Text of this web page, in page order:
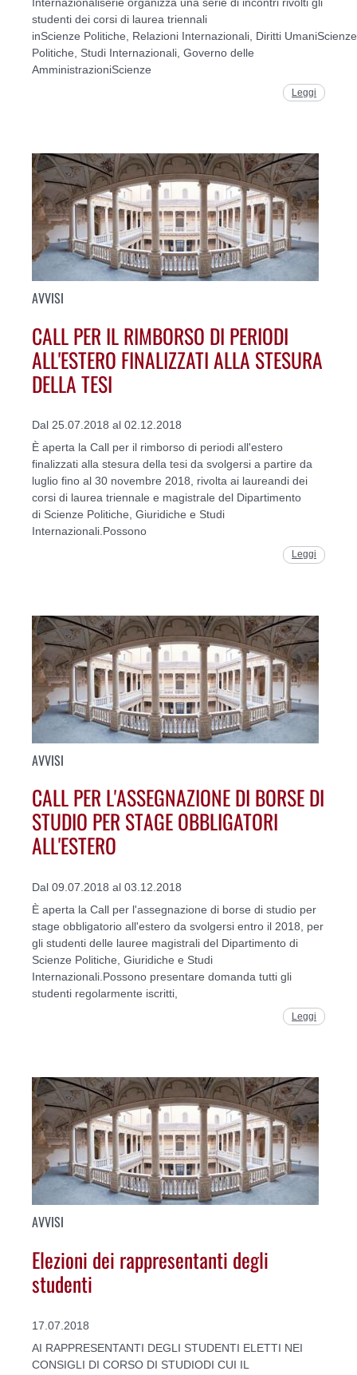
studenti dei corsi di laurea triennali
inScienze Politiche, Relazioni Internazionali, Diritti UmaniScienze
Politiche, Studi Internazionali, Governo delle
AmministrazioniScienze
Leggi
AVVISI
CALL PER IL RIMBORSO DI PERIODI
ALL'ESTERO FINALIZZATI ALLA STESURA
DELLA TESI
Dal 25.07.2018 al 02.12.2018
È aperta la Call per il rimborso di periodi all'estero
finalizzati alla stesura della tesi da svolgersi a partire da
luglio fino al 30 novembre 2018, rivolta ai laureandi dei
corsi di laurea triennale e magistrale del Dipartimento
di Scienze Politiche, Giuridiche e Studi
Internazionali.Possono
Leggi
AVVISI
CALL PER L'ASSEGNAZIONE DI BORSE DI
STUDIO PER STAGE OBBLIGATORI
ALL'ESTERO
Dal 09.07.2018 al 03.12.2018
È aperta la Call per l'assegnazione di borse di studio per
stage obbligatorio all'estero da svolgersi entro il 2018, per
gli studenti delle lauree magistrali del Dipartimento di
Scienze Politiche, Giuridiche e Studi
Internazionali.Possono presentare domanda tutti gli
studenti regolarmente iscritti,
Leggi
AVVISI
Elezioni dei rappresentanti degli
studenti
17.07.2018
AI RAPPRESENTANTI DEGLI STUDENTI ELETTI NEI
CONSIGLI DI CORSO DI STUDIODI CUI IL